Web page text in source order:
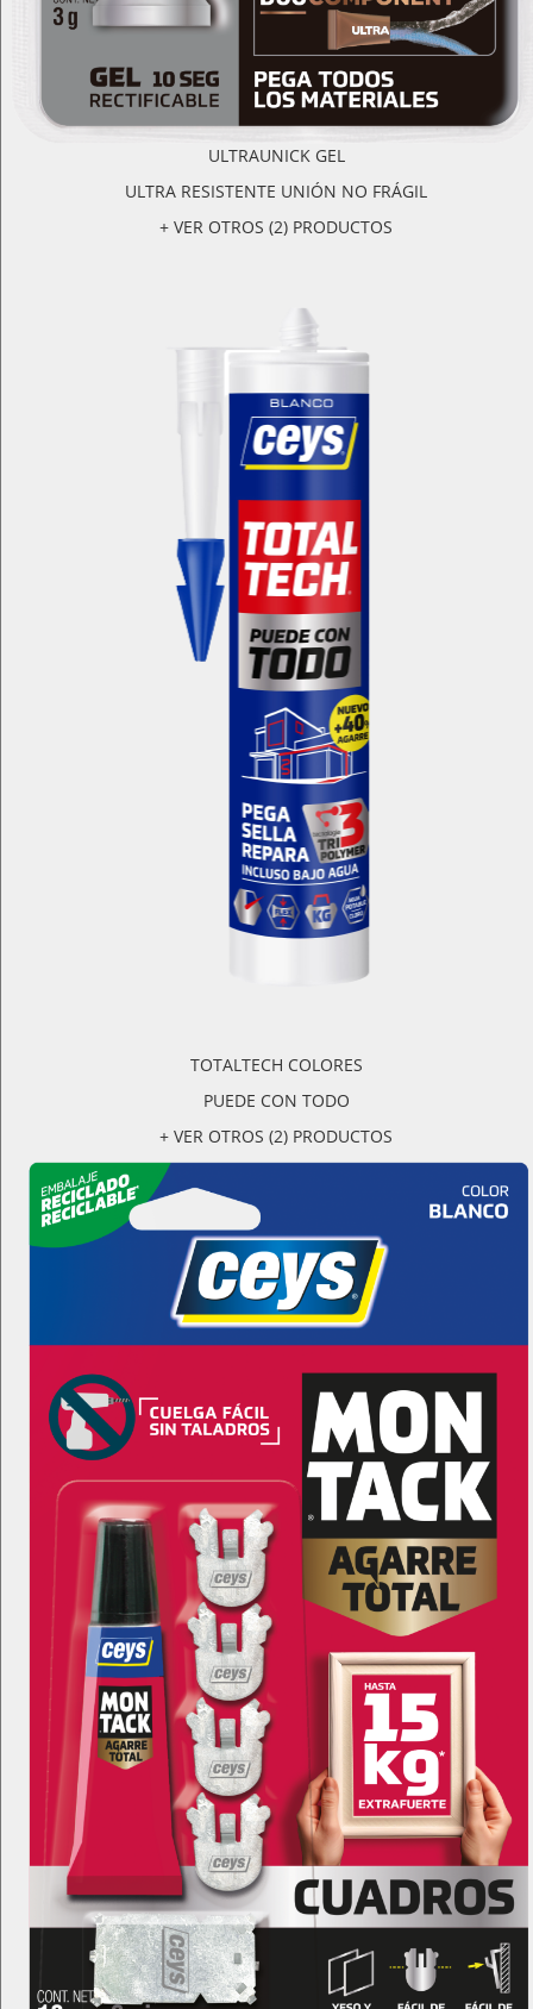
ULTRAUNICK GEL
ULTRA RESISTENTE UNIÓN NO FRÁGIL
+ VER OTROS (2) PRODUCTOS
TOTALTECH COLORES
PUEDE CON TODO
+ VER OTROS (2) PRODUCTOS